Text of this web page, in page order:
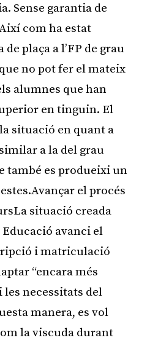
Sense garantia de
com ha estat
plaça a l’FP de grau
no pot fer el mateix
alumnes que han
en tinguin. El
situació en quant a
a la del grau
també es produeixi un
el procés
situació creada
avanci el
i matriculació
“encara més
les necessitats del
manera, es vol
la viscuda durant